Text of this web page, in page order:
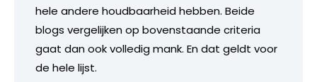
hele andere houdbaarheid hebben. Beide
blogs vergelijken op bovenstaande criteria
gaat dan ook volledig mank. En dat geldt voor
de hele lijst.